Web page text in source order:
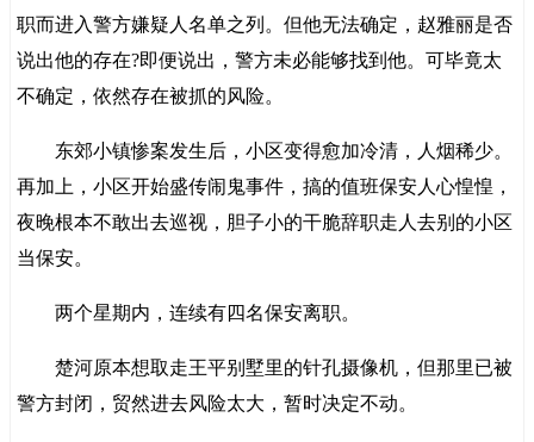
职而进入警方嫌疑人名单之列。但他无法确定，赵雅丽是否
说出他的存在?即便说出，警方未必能够找到他。可毕竟太
不确定，依然存在被抓的风险。
东郊小镇惨案发生后，小区变得愈加冷清，人烟稀少。
再加上，小区开始盛传闹鬼事件，搞的值班保安人心惶惶，
夜晚根本不敢出去巡视，胆子小的干脆辞职走人去别的小区
当保安。
两个星期内，连续有四名保安离职。
楚河原本想取走王平别墅里的针孔摄像机，但那里已被
警方封闭，贸然进去风险太大，暂时决定不动。